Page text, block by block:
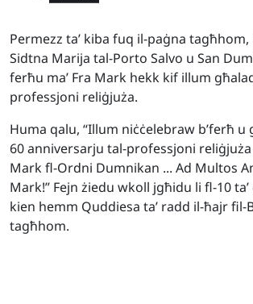
Permezz ta’ kiba fuq il-paġna tagħhom,
Sidtna Marija tal-Porto Salvo u San
ferħu ma’ Fra Mark hekk kif illum
professjoni reliġjuża.
Huma qalu, “Illum niċċelebraw b’ferħ
60 anniversarju tal-professjoni reliġjuża
Mark fl-Ordni Dumnikan ... Ad Multos
Mark!” Fejn żiedu wkoll jgħidu li fl-10
kien hemm Quddiesa ta’ radd il-ħajr fil-
tagħhom.